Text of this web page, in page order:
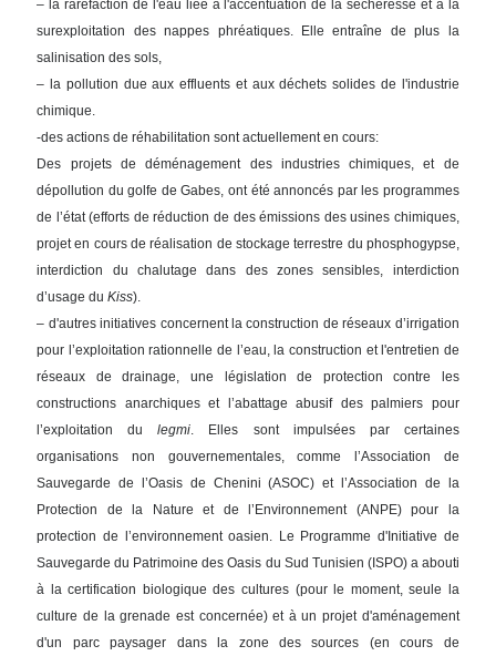
– la raréfaction de l'eau liée à l'accentuation de la sècheresse et à la
surexploitation des nappes phréatiques. Elle entraîne de plus la
salinisation des sols,
– la pollution due aux effluents et aux déchets solides de l'industrie
chimique.
-des actions de réhabilitation sont actuellement en cours:
Des projets de déménagement des industries chimiques, et de
dépollution du golfe de Gabes, ont été annoncés par les programmes
de l’état (efforts de réduction de des émissions des usines chimiques,
projet en cours de réalisation de stockage terrestre du phosphogypse,
interdiction du chalutage dans des zones sensibles, interdiction
d’usage duKiss).
– d'autres initiatives concernent la construction de réseaux d’irrigation
pour l’exploitation rationnelle de l’eau, la construction et l'entretien de
réseaux de drainage, une législation de protection contre les
constructions anarchiques et l’abattage abusif des palmiers pour
l’exploitation dulegmi. Elles sont impulsées par certaines
organisations non gouvernementales, comme l’Association de
Sauvegarde de l’Oasis de Chenini (ASOC) et l’Association de la
Protection de la Nature et de l’Environnement (ANPE) pour la
protection de l’environnement oasien. Le Programme d'Initiative de
Sauvegarde du Patrimoine des Oasis du Sud Tunisien (ISPO) a abouti
à la certification biologique des cultures (pour le moment, seule la
culture de la grenade est concernée) et à un projet d'aménagement
d'un parc paysager dans la zone des sources (en cours de